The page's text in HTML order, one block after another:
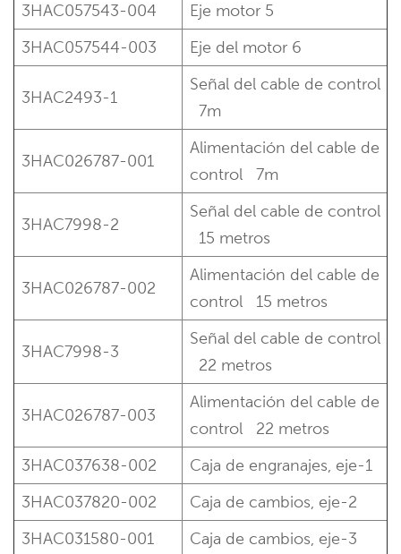
3HAC057543-004
Eje motor 5
3HAC057544-003
Eje del motor 6
3HAC2493-1
Señal del cable de control
7m
3HAC026787-001
Alimentación del cable de
control
7m
3HAC7998-2
Señal del cable de control
15 metros
3HAC026787-002
Alimentación del cable de
control
15 metros
3HAC7998-3
Señal del cable de control
22 metros
3HAC026787-003
Alimentación del cable de
control
22 metros
3HAC037638-002
Caja de engranajes, eje-1
3HAC037820-002
Caja de cambios, eje-2
3HAC031580-001
Caja de cambios, eje-3